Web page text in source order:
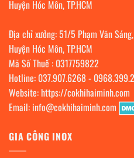
Huyện Hóc Môn, TP.HCM
Địa chỉ xưởng: 51/5 Phạm Văn
Huyện Hóc Môn, TP.HCM
Mã Số Thuế : 0317759822
Hotline: 037.907.6268-
Website: https://cokhihaiminh.com
Email: info@cokhihaiminh.com
GIA CÔNG INOX